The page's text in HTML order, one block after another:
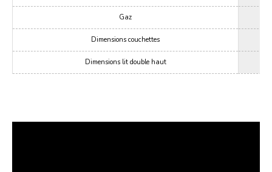
Gaz
Dimensions couchettes
Dimensions lit double haut